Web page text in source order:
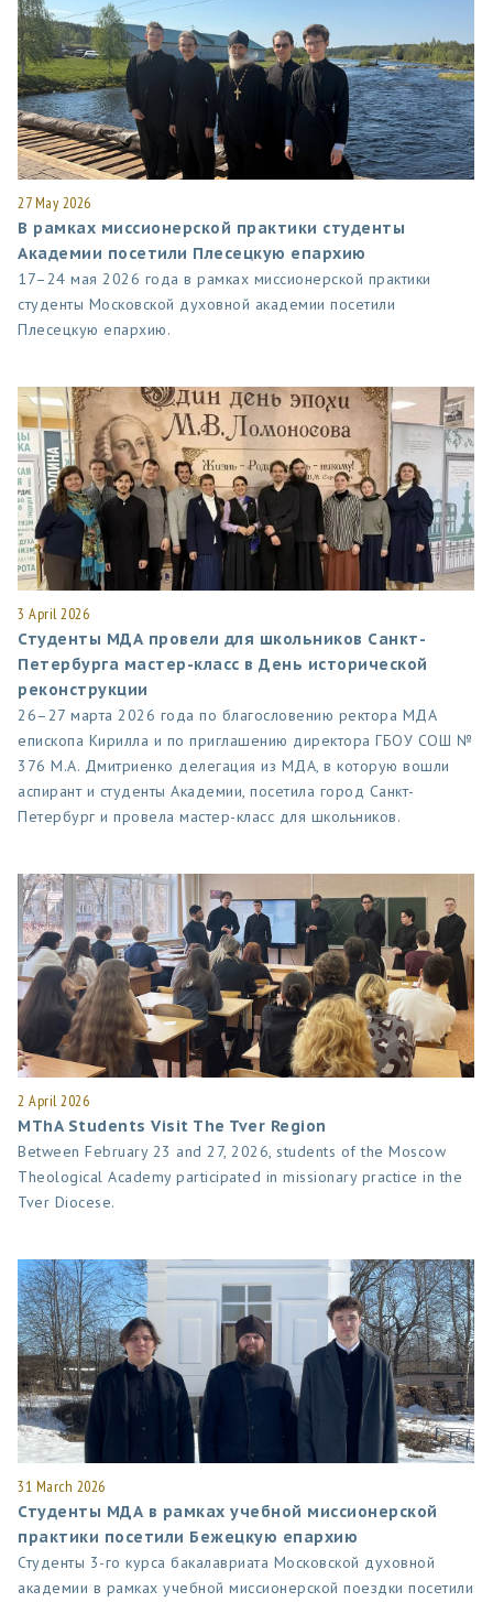
27 May 2026
В рамках миссионерской практики студенты
Академии посетили Плесецкую епархию
17–24 мая 2026 года в рамках миссионерской практики
студенты Московской духовной академии посетили
Плесецкую епархию.
3 April 2026
Студенты МДА провели для школьников Санкт-
Петербурга мастер-класс в День исторической
реконструкции
26–27 марта 2026 года по благословению ректора МДА
епископа Кирилла и по приглашению директора ГБОУ СОШ №
376 М.А. Дмитриенко делегация из МДА, в которую вошли
аспирант и студенты Академии, посетила город Санкт-
Петербург и провела мастер-класс для школьников.
2 April 2026
MThA Students Visit The Tver Region
Between February 23 and 27, 2026, students of the Moscow
Theological Academy participated in missionary practice in the
Tver Diocese.
31 March 2026
Студенты МДА в рамках учебной миссионерской
практики посетили Бежецкую епархию
Студенты 3-го курса бакалавриата Московской духовной
академии в рамках учебной миссионерской поездки посетили